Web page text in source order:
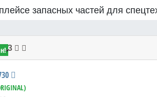
запасных частей для
3